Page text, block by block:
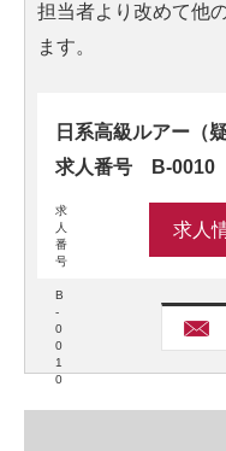
担当者より改めて他
ます。
求
人
番
号
B
-
0
0
1
0
日系高級ルアー（
求人番号 B-0010
求人